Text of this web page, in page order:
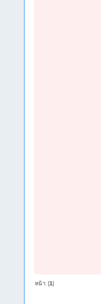
หน้า: [1]